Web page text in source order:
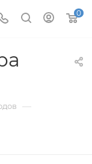
0
—